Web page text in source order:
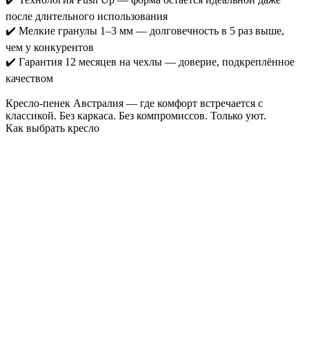
после длительного использования
✔️ Мелкие гранулы 1–3 мм — долговечность в 5 раз выше,
чем у конкурентов
✔️ Гарантия 12 месяцев на чехлы — доверие, подкреплённое
качеством
Кресло-пенек Австралия — где комфорт встречается с
классикой. Без каркаса. Без компромиссов. Только уют.
Как выбрать кресло